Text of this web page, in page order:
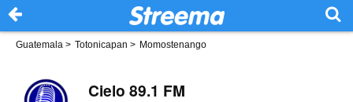
Guatemala > Totonicapan > ​​Momostenango
Cielo 89.1 FM